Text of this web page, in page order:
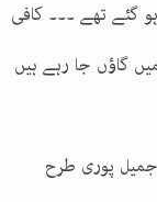
گئے تھے ۔۔۔ کافی
گاؤں جا رہے ہیں
پوری طرح